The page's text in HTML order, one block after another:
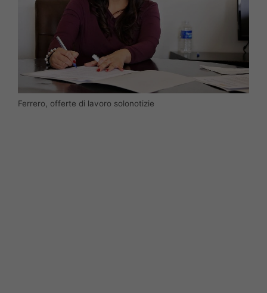
Ferrero, offerte di lavoro solonotizie